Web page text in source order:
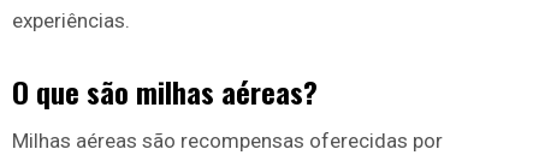
experiências.
O que são milhas aéreas?
Milhas aéreas são recompensas oferecidas por